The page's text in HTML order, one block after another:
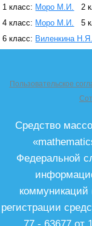
1 класс: Моро М.И. 2
4 класс: Моро М.И. 5
6 класс: Виленкина Н.Я.
Пользовательское
Средство
Федеральной
коммуникаций
регистрации